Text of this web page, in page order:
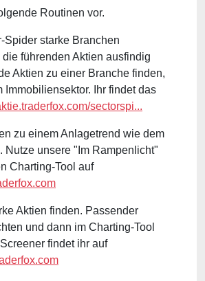
Routinen vor.
Spider starke Branchen
führenden Aktien ausfindig
Aktien zu einer Branche finden,
Immobiliensektor. Ihr findet das
sectorspi...
zu einem Anlagetrend wie dem
Nutze unsere "Im Rampenlicht"
Charting-Tool auf
Aktien finden. Passender
und dann im Charting-Tool
findet ihr auf